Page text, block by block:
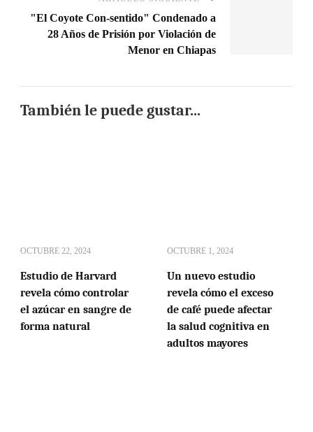
"El Coyote Con-sentido" Condenado a
28 Años de Prisión por Violación de
Menor en Chiapas
También le puede gustar...
OCTUBRE 22, 2024
Estudio de Harvard
revela cómo controlar
el azúcar en sangre de
forma natural
OCTUBRE 1, 2024
Un nuevo estudio
revela cómo el exceso
de café puede afectar
la salud cognitiva en
adultos mayores